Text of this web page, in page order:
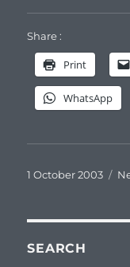
Share :
Print
WhatsApp
Posted
1 October 2003
SEARCH